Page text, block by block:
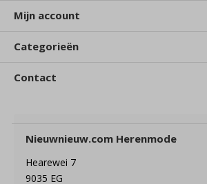
Mijn account
Categorieën
Contact
Nieuwnieuw.com Herenmode
Hearewei 7
9035 EG